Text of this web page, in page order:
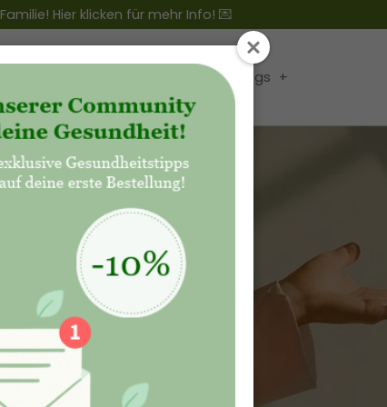
Hier klicken für mehr Info! 💌
Blogs +